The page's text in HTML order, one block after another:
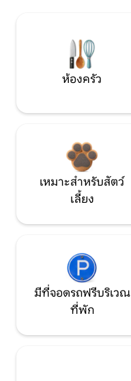
ห้องครัว
เหมาะสำหรับสัตว์
เลี้ยง
มีที่จอดรถฟรีบริเวณ
ที่พัก